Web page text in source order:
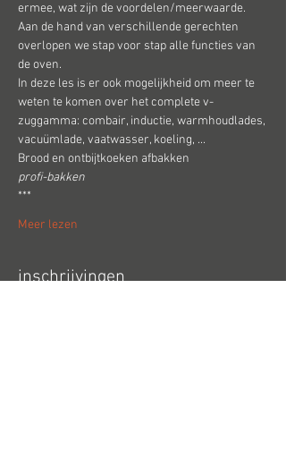
ermee, wat zijn de voordelen/meerwaarde.
Aan de hand van verschillende gerechten
overlopen we stap voor stap alle functies van
de oven.
In deze les is er ook mogelijkheid om meer te
weten te komen over het complete v-
zuggamma: combair, inductie, warmhoudlades,
vacuümlade, vaatwasser, koeling, ...
Brood en ontbijtkoeken afbakken
profi-bakken
***
Meer lezen
inschrijvingen